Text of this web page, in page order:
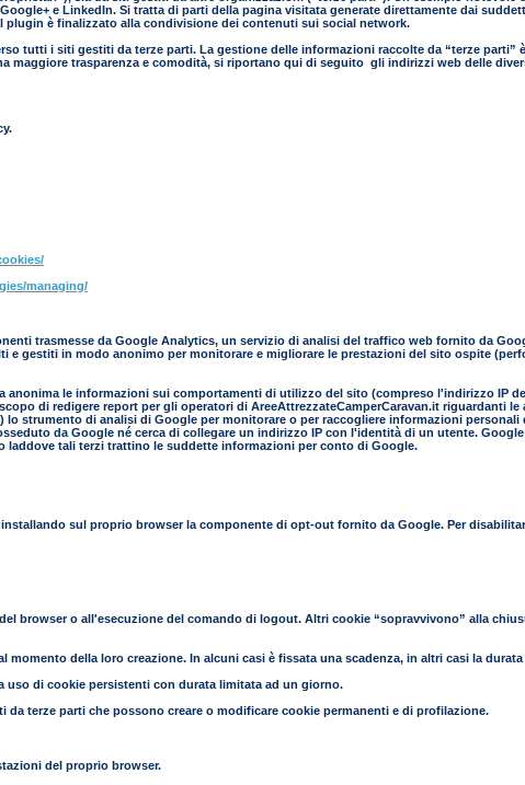
e LinkedIn. Si tratta di parti della pagina visitata generate direttamente dai
è finalizzato alla condivisione dei contenuti sui social network.
tutti i siti gestiti da terze parti. La gestione delle informazioni raccolte da “terze parti”
maggiore trasparenza e comodità, si riportano qui di seguito gli indirizzi web delle
managing/
trasmesse da Google Analytics, un servizio di analisi del traffico web fornito da
e gestiti in modo anonimo per monitorare e migliorare le prestazioni del sito ospite
le informazioni sui comportamenti di utilizzo del sito (compreso l'indirizzo IP
di redigere report per gli operatori di AreeAttrezzateCamperCaravan.it riguardanti
strumento di analisi di Google per monitorare o per raccogliere informazioni personali
da Google né cerca di collegare un indirizzo IP con l'identità di un utente.
laddove tali terzi trattino le suddette informazioni per conto di Google.
sul proprio browser la componente di opt-out fornito da Google. Per
browser o all'esecuzione del comando di logout. Altri cookie “sopravvivono” alla
della loro creazione. In alcuni casi è fissata una scadenza, in altri casi la
uso di cookie persistenti con durata limitata ad un giorno.
terze parti che possono creare o modificare cookie permanenti e di profilazione.
del proprio browser.